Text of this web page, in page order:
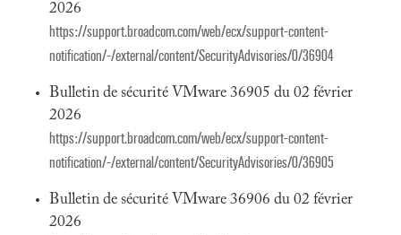
2026
https://support.broadcom.com/web/ecx/support-content-
notification/-/external/content/SecurityAdvisories/0/36904
Bulletin de sécurité VMware 36905 du 02 février
2026
https://support.broadcom.com/web/ecx/support-content-
notification/-/external/content/SecurityAdvisories/0/36905
Bulletin de sécurité VMware 36906 du 02 février
2026